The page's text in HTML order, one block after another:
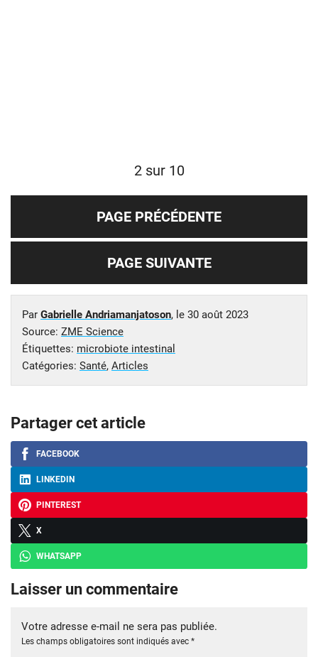
2 sur 10
PAGE PRÉCÉDENTE
PAGE SUIVANTE
Par Gabrielle Andriamanjatoson, le 30 août 2023
Source: ZME Science
Étiquettes: microbiote intestinal
Catégories: Santé, Articles
Partager cet article
FACEBOOK
LINKEDIN
PINTEREST
X
WHATSAPP
Laisser un commentaire
Votre adresse e-mail ne sera pas publiée.
Les champs obligatoires sont indiqués avec *